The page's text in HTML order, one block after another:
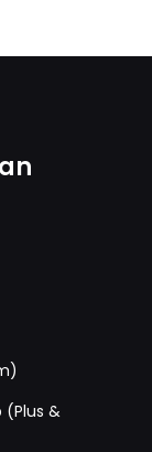
(Plus &